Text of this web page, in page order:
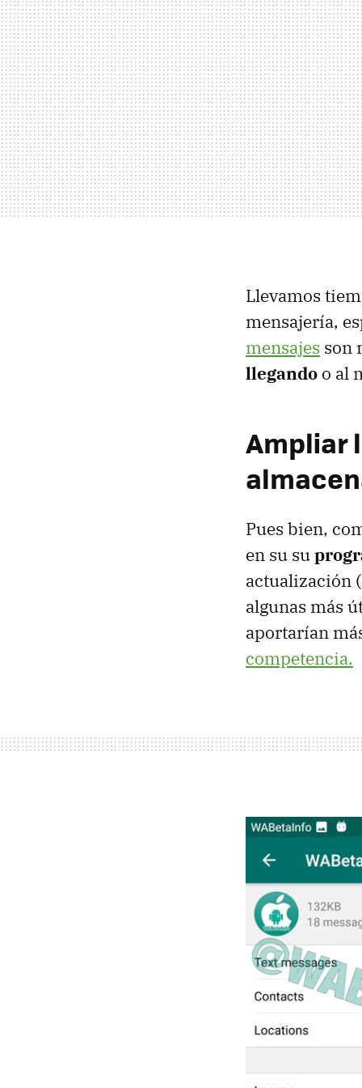
Llevamos
mensajería,
mensajes son
llegando o al
Ampliar
Pues bien,
en su su
actualización
algunas más
aportarían
competencia.